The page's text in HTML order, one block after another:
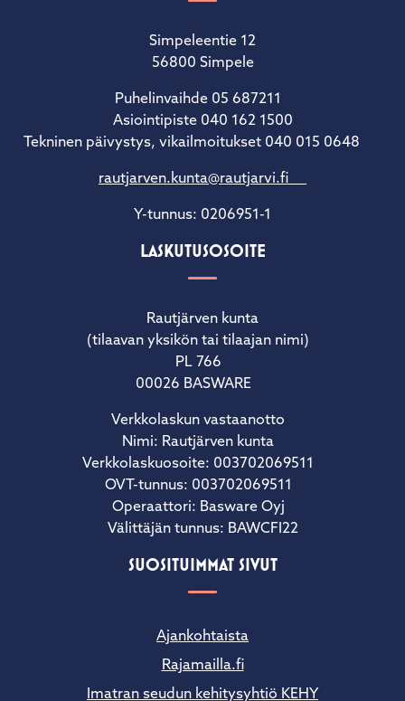
Simpeleentie 12
56800 Simpele
Puhelinvaihde 05 687211
Asiointipiste 040 162 1500
Tekninen päivystys, vikailmoitukset 040 015 0648
rautjarven.kunta@rautjarvi.fi
Y-tunnus: 0206951-1
LASKUTUSOSOITE
Rautjärven kunta
(tilaavan yksikön tai tilaajan nimi)
PL 766
00026 BASWARE
Verkkolaskun vastaanotto
Nimi: Rautjärven kunta
Verkkolaskuosoite: 003702069511
OVT-tunnus: 003702069511
Operaattori: Basware Oyj
Välittäjän tunnus: BAWCFI22
SUOSITUIMMAT SIVUT
Ajankohtaista
Rajamailla.fi
Imatran seudun kehitysyhtiö KEHY